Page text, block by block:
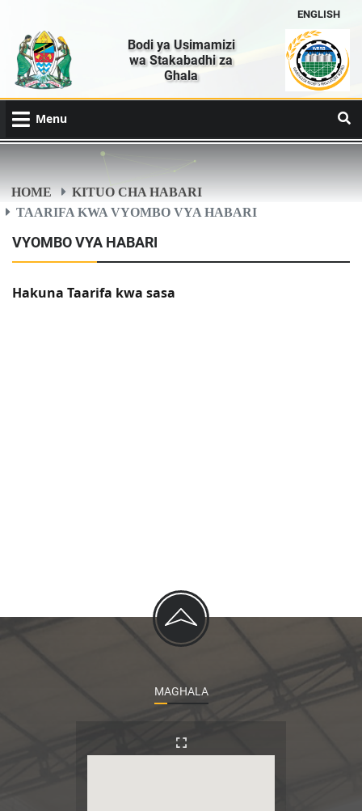
ENGLISH
Bodi ya Usimamizi
wa Stakabadhi za
Ghala
Menu
HOME
KITUO CHA HABARI
TAARIFA KWA VYOMBO VYA HABARI
VYOMBO VYA HABARI
Hakuna Taarifa kwa sasa
MAGHALA